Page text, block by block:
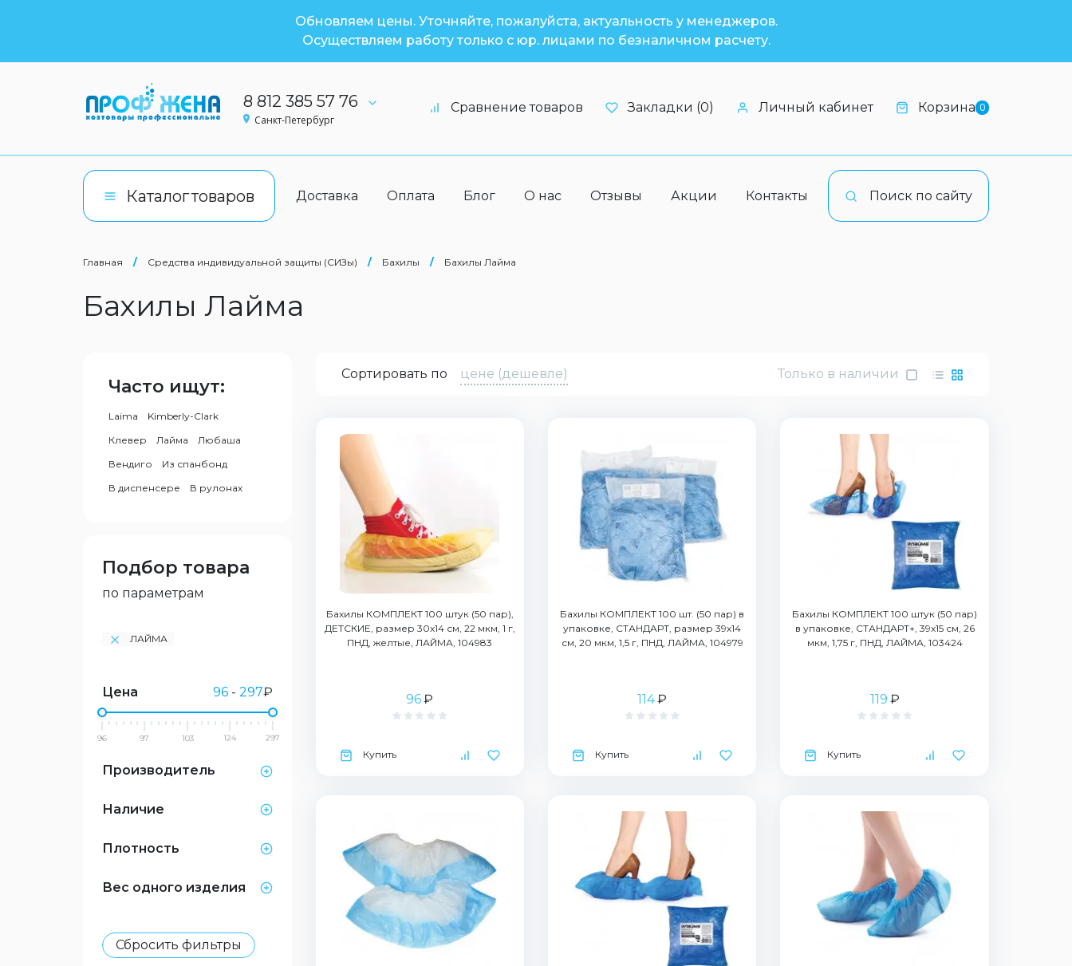
Обновляем цены. Уточняйте, пожалуйста, актуальность у менеджеров.
Осуществляем работу только с юр. лицами по безналичном расчету.
8 812 385 57 76
Санкт-Петербург
Сравнение товаров Закладки (0) Личный кабинет Корзина 0
Поиск по сайту
Каталогтоваров Доставка Оплата Блог О нас Отзывы Акции Контакты
Главная / Средства индивидуальной защиты (СИЗы) / Бахилы / Бахилы Лайма
Бахилы Лайма
Часто ищут:
Laima
Kimberly-Clark
Клевер
Лайма
Любаша
Вендиго
Из спанбонд
В диспенсере
В рулонах
Подбор товара
по параметрам
ЛАЙМА
Цена 96- 297₽
96 97 103 124 297
Производитель
Наличие
Плотность
Вес одного изделия
Сбросить фильтры
Сортировать по цене (дешевле) Только в наличии
Бахилы КОМПЛЕКТ 100 штук (50 пар),
ДЕТСКИЕ, размер 30х14 см, 22 мкм, 1 г,
ПНД, желтые, ЛАЙМА, 104983
96₽
Купить
Бахилы КОМПЛЕКТ 100 шт. (50 пар) в
упаковке, СТАНДАРТ, размер 39х14
см, 20 мкм, 1,5 г, ПНД, ЛАЙМА, 104979
114₽
Купить
Бахилы КОМПЛЕКТ 100 штук (50 пар)
в упаковке, СТАНДАРТ+, 39х15 см, 26
мкм, 1,75 г, ПНД, ЛАЙМА, 103424
119 ₽
Купить